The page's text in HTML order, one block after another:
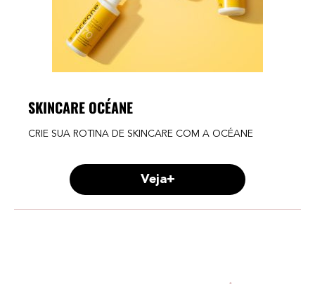
SKINCARE OCÉANE
CRIE SUA ROTINA DE SKINCARE COM A OCÉANE
Veja+